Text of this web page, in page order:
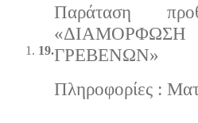
19.
Παράταση
ΓΡΕΒΕΝΩΝ»
Πληροφορίες :